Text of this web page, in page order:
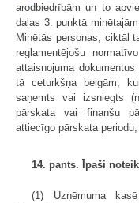
arodbiedrībām un to
daļas 3. punktā
Minētās personas, ciktāl
reglamentējošu
attaisnojuma
tā ceturkšņa beigām,
saņemts vai izsniegts
pārskata vai finanšu
attiecīgo pārskata
14. pants. Īpaši
(1) Uzņēmuma